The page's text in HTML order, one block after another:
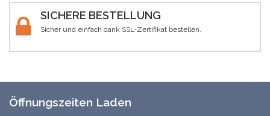
SICHERE BESTELLUNG
Sicher und einfach dank SSL-Zertifikat bestellen.
Öffnungszeiten Laden